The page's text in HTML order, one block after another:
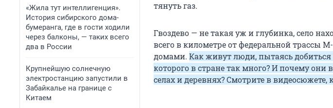
«Жила тут интеллигенция».
История сибирского дома-
бумеранга, где в гости ходили
через балконы, — таких всего
два в России
Крупнейшую солнечную
электростанцию запустили в
Забайкалье на границе с
Китаем
тянуть газ.
Гвоздево — не такая уж и глубинка, село
всего в километре от федеральной трассы
домами. Как живут люди, пытаясь
которого в стране так много? И почему они
селах и деревнях? Смотрите в